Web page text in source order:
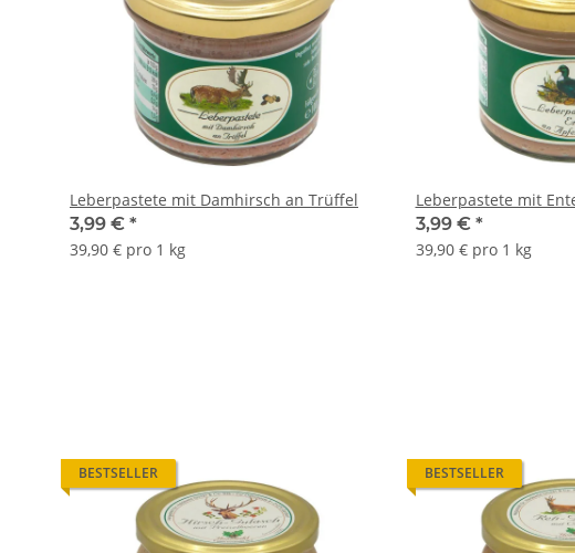
Leberpastete mit Damhirsch an Trüffel
3,99 € *
39,90 € pro 1 kg
Leberpastete mit
3,99 € *
39,90 € pro 1 kg
BESTSELLER BESTSELLER